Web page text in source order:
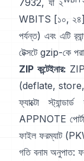
7932, যা ২
WBITS [১০,
পর্যন্ত) এবং এটি
টেক্সটে gzip-কে
ZIP কন্টেইনার:
(deflate, store,
ফ্যাক্টো
APPNOTE
ফাইল ফরম্যাট
গতি বনাম অনুপাত: